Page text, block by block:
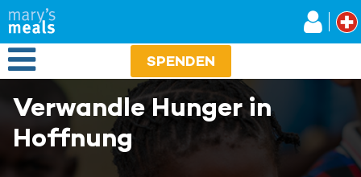
Direkt
zum
Inhalt
Open Menu SPENDEN
Verwandle Hunger in
Hoffnung